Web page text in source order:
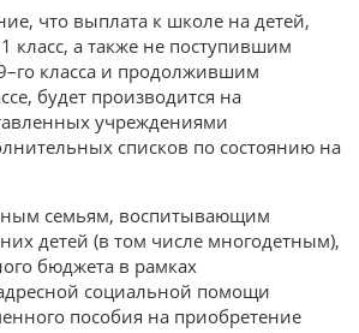
что выплата к школе на детей,
класс, а также не поступившим
класса и продолжившим
будет производится на
учреждениями
списков по состоянию на
семьям, воспитывающим
детей (в том числе многодетным),
бюджета в рамках
социальной помощи
пособия на приобретение